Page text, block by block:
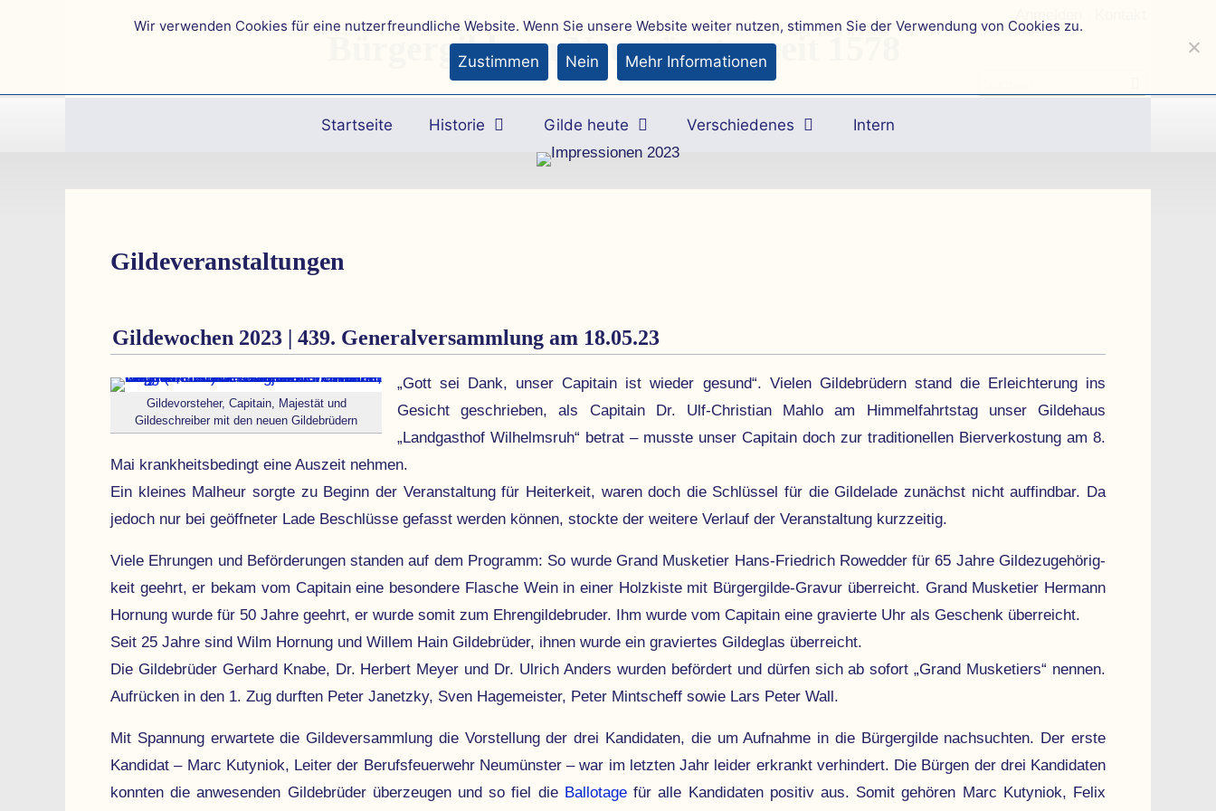
Bürgergilde zu Neumünster seit 1578
Startseite Historie Gilde heute Verschiedenes Intern
Gilde­veranstaltungen
Gildewochen 2023 | 439. General­ver­sammlung am 18.05.23
Gildevorsteher, Capitain, Majestät und
Gildeschreiber mit den neuen Gildebrüdern
„Gott sei Dank, unser Capitain ist wieder gesund“. Vielen Gilde­brüdern stand die Er­leichterung ins
Gesicht geschrieben, als Capitain Dr. Ulf-Christian Mahlo am Himmelfahrtstag unser Gilde­haus
„Landgasthof Wilhelmsruh“ betrat – musste unser Capitain doch zur tra­diti­onellen Bier­ver­kostung am 8.
Mai krankheitsbedingt eine Auszeit nehmen.
Ein kleines Malheur sorgte zu Beginn der Ver­anstal­tung für Heite­rkeit, waren doch die Schlüssel für die Gilde­lade zunächst nicht auf­find­bar. Da
jedoch nur bei geöffneter Lade Beschlüs­se gefasst werden können, stockte der weitere Verlauf der Veranstaltung kurzzeitig.
Viele Ehrungen und Beförderungen standen auf dem Programm: So wurde Grand Musketier Hans-Friedrich Rowedder für 65 Jahre Gilde­zu­ge­hörig­
keit ge­ehrt, er bekam vom Capitain eine besondere Flasche Wein in einer Holzkiste mit Bürgergilde-Gravur überreicht. Grand Musketier Hermann
Hornung wurde für 50 Jahre geehrt, er wur­de somit zum Ehren­gil­de­bru­der. Ihm wurde vom Capitain eine gravierte Uhr als Geschenk über­reicht.
Seit 25 Jahre sind Wilm Hornung und Willem Hain Gilde­brüder, ihnen wurde ein graviertes Gilde­glas überreicht.
Die Gildebrüder Gerhard Knabe, Dr. Herbert Meyer und Dr. Ulrich Anders wurden befördert und dürfen sich ab sofort „Grand Musketiers“ nennen.
Aufrücken in den 1. Zug durften Peter Janetzky, Sven Hagemeister, Peter Mintscheff sowie Lars Peter Wall.
Mit Spannung erwartete die Gildeversammlung die Vorstellung der drei Kandidaten, die um Aufnahme in die Bürger­gilde nachsuchten. Der erste
Kandidat – Marc Kutyniok, Leiter der Berufs­feuer­wehr Neumünster – war im letzten Jahr leider erkrankt verhindert. Die Bürgen der drei Kandi­daten
konnten die anwesenden Gilde­brüder über­zeugen und so fiel die Ballotagefür alle Kandidaten positiv aus. Somit gehören Marc Kutyniok, Felix
Wir verwenden Cookies für eine nutzerfreundliche Website. Wenn Sie unsere Website weiter nutzen, stimmen Sie der Verwendung von Cookies zu.
Zustimmen Nein Mehr Informationen